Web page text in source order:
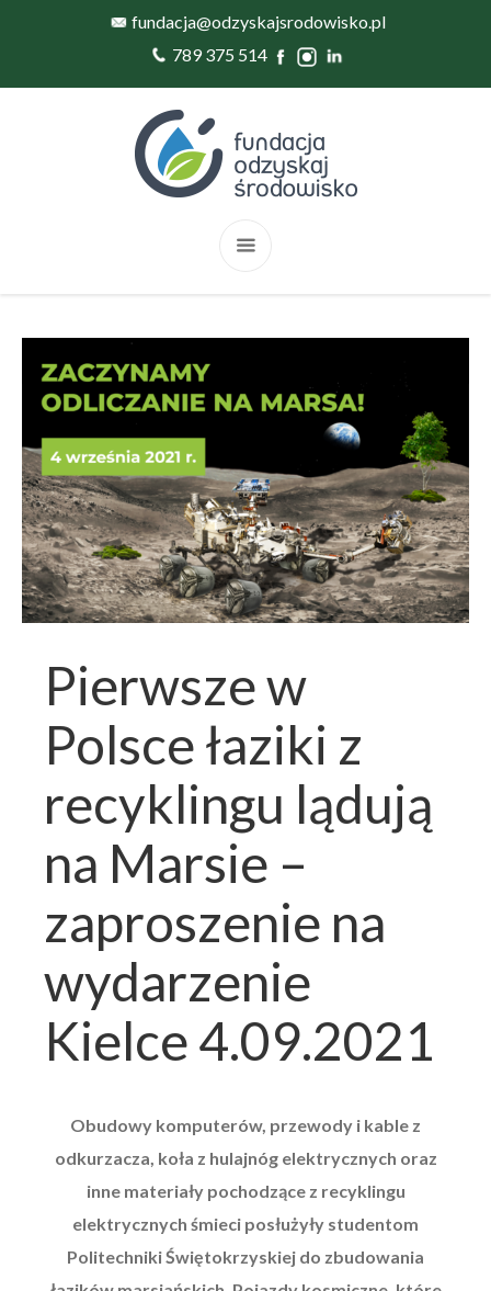
fundacja@odzyskajsrodowisko.pl
789 375 514
Pierwsze w
Polsce łaziki z
recyklingu lądują
na Marsie –
zaproszenie na
wydarzenie
Kielce 4.09.2021
Obudowy komputerów, przewody i kable z
odkurzacza, koła z hulajnóg elektrycznych oraz
inne materiały pochodzące z recyklingu
elektrycznych śmieci posłużyły studentom
Politechniki Świętokrzyskiej do zbudowania